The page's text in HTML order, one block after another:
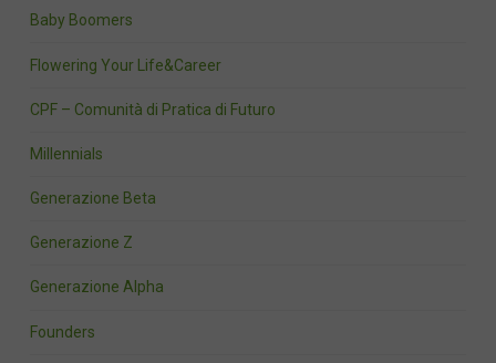
Baby Boomers
Flowering Your Life&Career
CPF – Comunità di Pratica di Futuro
Millennials
Generazione Beta
Generazione Z
Generazione Alpha
Founders